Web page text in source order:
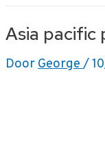
naar
de
Asia pacific
Door George /